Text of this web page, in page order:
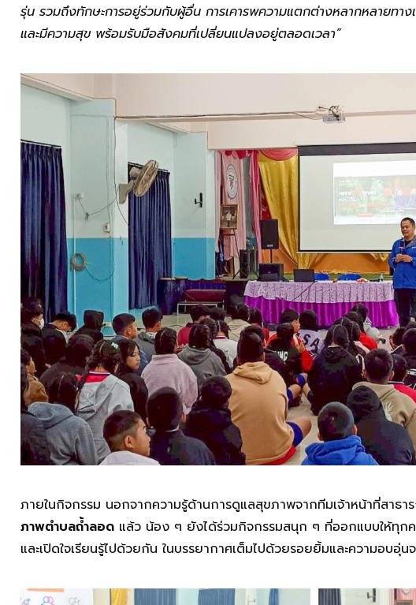
รุ่น รวมถึงทักษะการอยู่ร่วมกับผู้อื่น การเคารพความแตกต่างหลากหลายทา
และมีความสุข พร้อมรับมือสังคมที่เปลี่ยนแปลงอยู่ตลอดเวลา”
ภายในกิจกรรม นอกจากความรู้ด้านการดูแลสุขภาพจากทีมเจ้าหน้าที่สาธ
ภาพตำบลถ้ำลอด แล้ว น้อง ๆ ยังได้ร่วมกิจกรรมสนุก ๆ ที่ออกแบบให้ทุก
และเปิดใจเรียนรู้ไปด้วยกัน ในบรรยากาศเต็มไปด้วยรอยยิ้มและความอบอุ่